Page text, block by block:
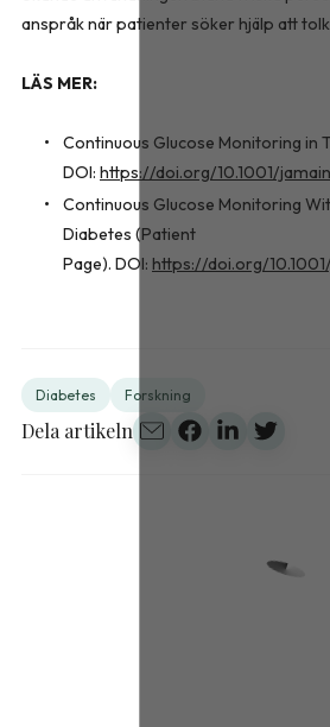
anspråk när patienter söker hjälp att
LÄS MER:
Continuous Glucose Monitoring in
DOI: https://doi.org/10.1001/
Continuous Glucose Monitoring
Diabetes (Patient
Page). DOI: https://doi.org/
Diabetes Forskning
Dela artikeln